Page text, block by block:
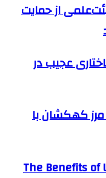
از حمایت
عجیب در
کهکشان با
The Benefits of